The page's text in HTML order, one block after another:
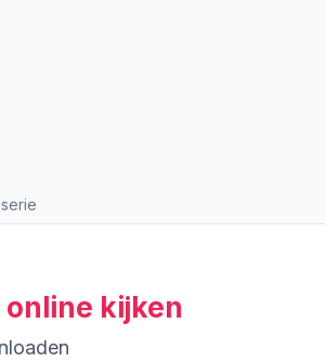
online kijken